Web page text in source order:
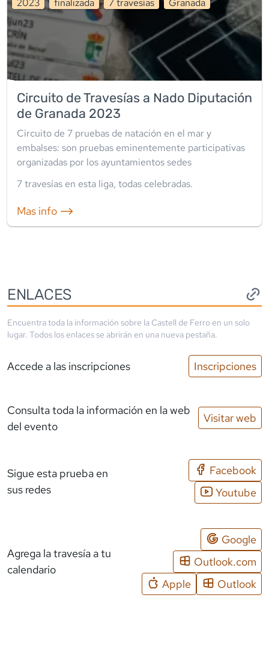
Circuito de Travesías a Nado Diputación
de Granada 2023
Circuito de 7 pruebas de natación en el mar y
embalses: son pruebas eminentemente participativas
organizadas por los ayuntamientos sedes
7travesías en esta liga, todas celebradas.
Mas info ⟶
ENLACES
Encuentra toda la información sobre la Castell de Ferro en un solo
lugar. Todos los enlaces se abrirán en una nueva pestaña.
Accede a las inscripciones Inscripciones
Consulta toda la información en la web
del evento
Visitar web
Sigue esta prueba en
sus redes
Facebook
Youtube
Agrega la travesía a tu
calendario
Google
Outlook.com
Apple
Outlook